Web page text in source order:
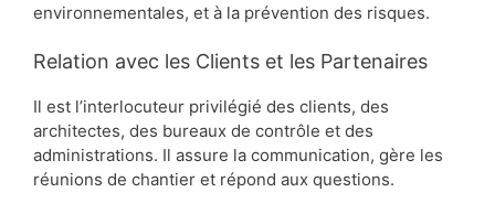
environnementales, et à la prévention des risques.
Relation avec les Clients et les Partenaires
Il est l’interlocuteur privilégié des clients, des
architectes, des bureaux de contrôle et des
administrations. Il assure la communication, gère les
réunions de chantier et répond aux questions.